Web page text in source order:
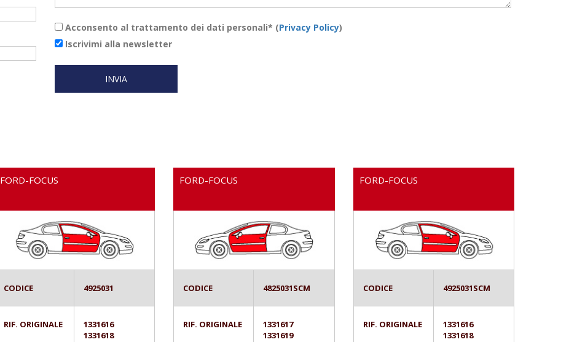
Acconsento al trattamento dei dati personali* (Privacy Policy)
Iscrivimi alla newsletter
FORD-FOCUS
CODICE 4925031
RIF. ORIGINALE
1331616
1331618
FORD-FOCUS
CODICE 4825031SCM
RIF. ORIGINALE
1331617
1331619
FORD-FOCUS
CODICE 4925031SCM
RIF. ORIGINALE
1331616
1331618